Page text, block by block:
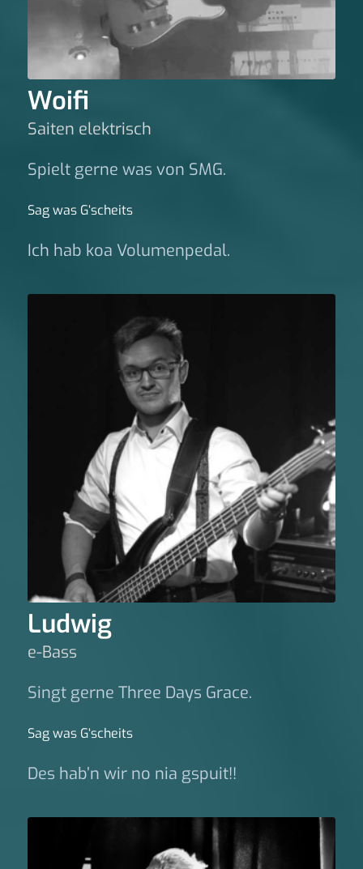
Woifi
Saiten elektrisch
Spielt gerne was von SMG.
Sag was G‘scheits
Ich hab koa Volumenpedal.
Ludwig
e-Bass
Singt gerne Three Days Grace.
Sag was G‘scheits
Des hab’n wir no nia gspuit!!